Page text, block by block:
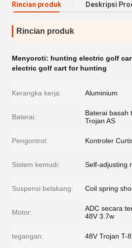
Rincian produk Deskripsi
Rincian produk
Menyoroti: hunting electric golf
electric golf cart for hunting
Kerangka kerja: Aluminium
Baterai:
Baterai basah
Trojan AS
Pengontrol: Kontroler
Sistem kemudi: Self-adjusting
Suspensi belakang: Coil spring
Motor:
ADC secara
48V 3.7w
tegangan: 48V Trojan T-